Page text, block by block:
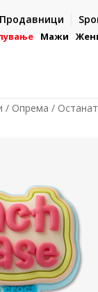
Продавници
или со
Мажи
Опрема